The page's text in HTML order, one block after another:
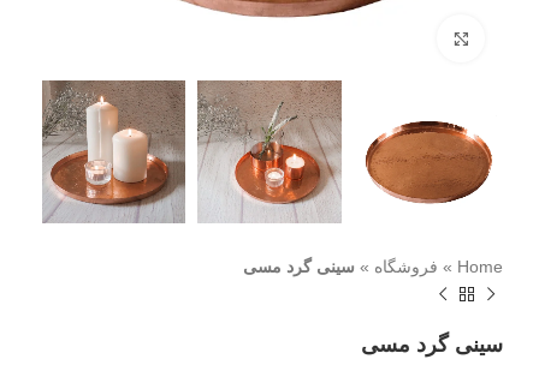
Home
» فروشگاه » سینی گرد مسی
سینی گرد مسی